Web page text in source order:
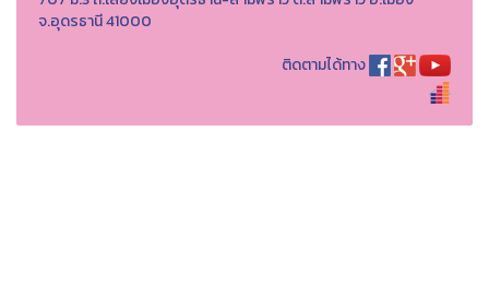
จ.อุดรธานี 41000
ติดตามได้ทาง